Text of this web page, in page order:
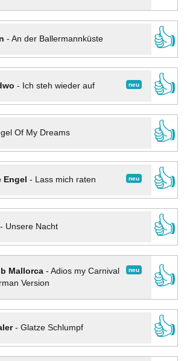
- An der Ballermannküste
👍
neu
- Ich steh wieder auf
👍
Of My Dreams
👍
neu
- Lass mich raten
👍
Unsere Nacht
👍
neu
Mallorca- Adios my Carnival
Version
👍
- Glatze Schlumpf
👍